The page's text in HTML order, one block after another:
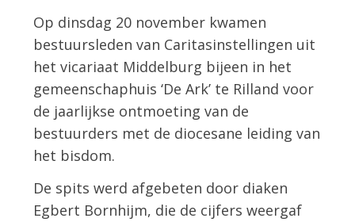
Op dinsdag 20 november kwamen
bestuursleden van Caritasinstellingen uit
het vicariaat Middelburg bijeen in het
gemeenschaphuis ‘De Ark’ te Rilland voor
de jaarlijkse ontmoeting van de
bestuurders met de diocesane leiding van
het bisdom.
De spits werd afgebeten door diaken
Egbert Bornhijm, die de cijfers weergaf